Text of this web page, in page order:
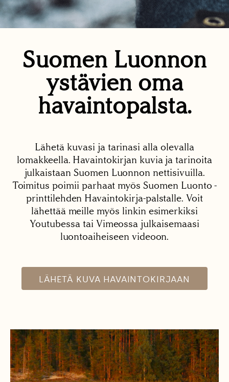
Suomen Luonnon
ystävien oma
havaintopalsta.
Lähetä kuvasi ja tarinasi alla olevalla
lomakkeella. Havaintokirjan kuvia ja tarinoita
julkaistaan Suomen Luonnon nettisivuilla.
Toimitus poimii parhaat myös Suomen Luonto -
printtilehden Havaintokirja-palstalle. Voit
lähettää meille myös linkin esimerkiksi
Youtubessa tai Vimeossa julkaisemaasi
luontoaiheiseen videoon.
LÄHETÄ KUVA HAVAINTOKIRJAAN